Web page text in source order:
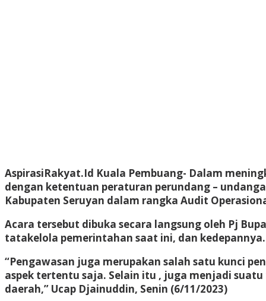
AspirasiRakyat.Id Kuala Pembuang- Dalam
dengan ketentuan peraturan perundang –
Kabupaten Seruyan dalam rangka Audit
Acara tersebut dibuka secara langsung oleh Pj
tatakelola pemerintahan saat ini, dan kedepannya.
“Pengawasan juga merupakan salah satu kunci
aspek tertentu saja. Selain itu , juga menjadi
daerah,” Ucap Djainuddin, Senin (6/11/2023)